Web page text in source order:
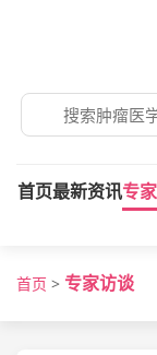
首页最新资讯专
首页 > 专家访谈